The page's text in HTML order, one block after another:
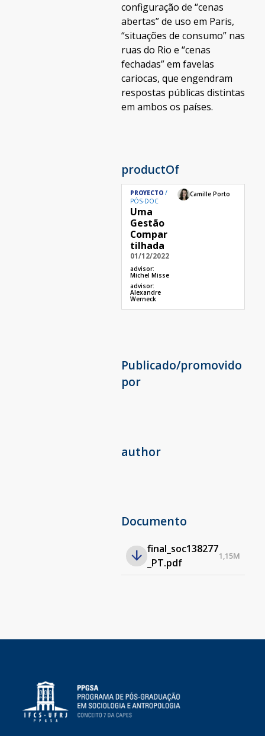
configuração de “cenas
abertas” de uso em Paris,
“situações de consumo” nas
ruas do Rio e “cenas
fechadas” em favelas
cariocas, que engendram
respostas públicas distintas
em ambos os países.
productOf
PROYECTO
PÓS-DOC
Uma
Gestão
Compar
tilhada
01/12/2022
advisor:
Michel Misse
advisor:
Alexandre
Werneck
Camille Porto
Publicado/promovido
por
author
Documento
final_soc138277
_PT.pdf
1,15M